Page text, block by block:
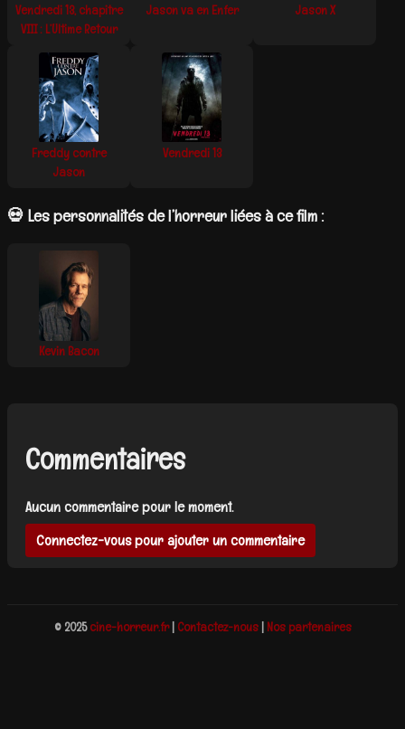
Vendredi 13, chapitre
VIII : L’Ultime Retour
Jason va en Enfer Jason X
Freddy contre
Jason
Vendredi 13
💀 Les personnalités de l’horreur liées à ce film :
Kevin Bacon
Commentaires
Aucun commentaire pour le moment.
Connectez-vous pour ajouter un commentaire
© 2025cine-horreur.fr| Contactez-nous| Nos partenaires